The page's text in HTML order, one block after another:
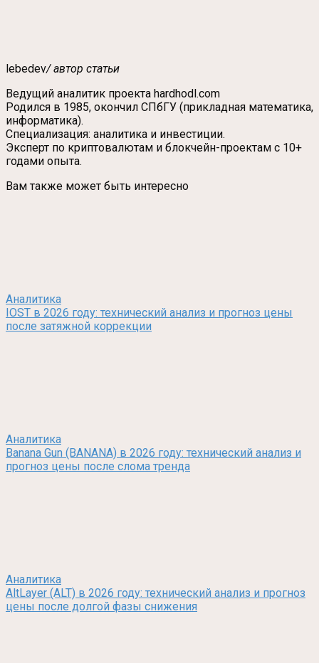
lebedev/ автор статьи
Ведущий аналитик проекта hardhodl.com
Родился в 1985, окончил СПбГУ (прикладная математика,
информатика).
Специализация: аналитика и инвестиции.
Эксперт по криптовалютам и блокчейн-проектам с 10+
годами опыта.
Вам также может быть интересно
Аналитика
IOST в 2026 году: технический анализ и прогноз цены
после затяжной коррекции
Аналитика
Banana Gun (BANANA) в 2026 году: технический анализ и
прогноз цены после слома тренда
Аналитика
AltLayer (ALT) в 2026 году: технический анализ и прогноз
цены после долгой фазы снижения